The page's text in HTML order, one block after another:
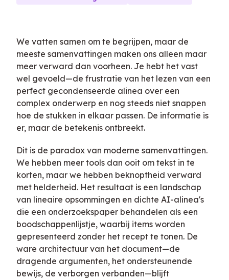
We vatten samen om te begrijpen, maar de
meeste samenvattingen maken ons alleen maar
meer verward dan voorheen. Je hebt het vast
wel gevoeld—de frustratie van het lezen van een
perfect gecondenseerde alinea over een
complex onderwerp en nog steeds niet snappen
hoe de stukken in elkaar passen. De informatie is
er, maar de betekenis ontbreekt.
Dit is de paradox van moderne samenvattingen.
We hebben meer tools dan ooit om tekst in te
korten, maar we hebben beknoptheid verward
met helderheid. Het resultaat is een landschap
van lineaire opsommingen en dichte AI-alinea's
die een onderzoekspaper behandelen als een
boodschappenlijstje, waarbij items worden
gepresenteerd zonder het recept te tonen. De
ware architectuur van het document—de
dragende argumenten, het ondersteunende
bewijs, de verborgen verbanden—blijft